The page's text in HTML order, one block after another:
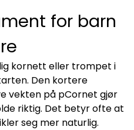
for barn
kornett eller trompet i
Den kortere
vekten på pCornet gjør
riktig. Det betyr ofte at
seg mer naturlig.